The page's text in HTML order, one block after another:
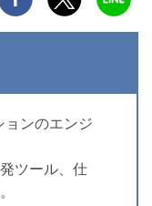
ョンのエンジ
ツール、仕